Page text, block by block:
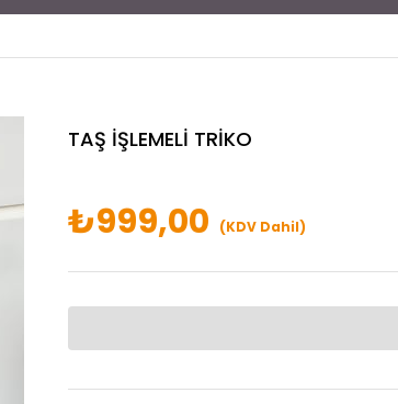
TAŞ İŞLEMELİ TRİKO
₺999,00 (KDV Dahil)